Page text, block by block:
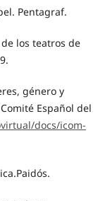
Pentagraf.
los teatros de
género y
Español del
docs/icom-